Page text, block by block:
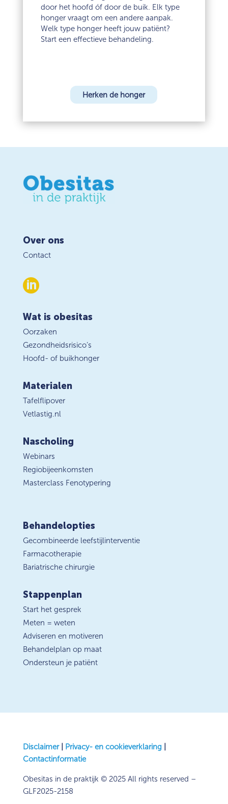
door het hoofd óf door de buik. Elk type
honger vraagt om een andere aanpak.
Welk type honger heeft jouw patiënt?
Start een effectieve behandeling.
Herken de honger
Over ons
Contact

Wat is obesitas
Oorzaken
Gezondheidsrisico’s
Hoofd- of buikhonger
Materialen
Tafelflipover
Vetlastig.nl
Nascholing
Webinars
Regiobijeenkomsten
Masterclass Fenotypering
Behandelopties
Gecombineerde leefstijlinterventie
Farmacotherapie
Bariatrische chirurgie
Stappenplan
Start het gesprek
Meten = weten
Adviseren en motiveren
Behandelplan op maat
Ondersteun je patiënt
Disclaimer| Privacy- en cookieverklaring|
Contactinformatie
Obesitas in de praktijk © 2025 All rights reserved –
GLF2025-2158